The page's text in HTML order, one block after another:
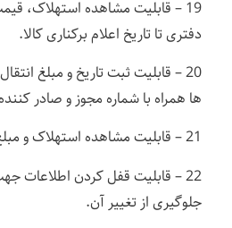
19 – قابلیت مشاهده استهلاک،
دفتری تا تاریخ اعلام برکناری کالا.
20 – قابلیت ثبت تاریخ و مبلغ
ها همراه با شماره مجوز و صادر
21 – قابلیت مشاهده استهلاک و مبلغ آن تا تاریخ مورد نظر.
22 – قابلیت قفل کردن اطلاعات
جلوگیری از تغییر آن.